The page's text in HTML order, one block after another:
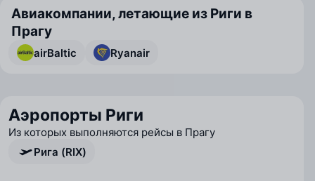
Авиакомпании, летающие из Риги в
Прагу
airBaltic Ryanair
Аэропорты Риги
Из которых выполняются рейсы в Прагу
Рига (RIX)